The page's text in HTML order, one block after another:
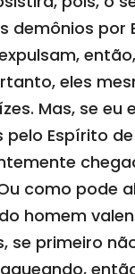
demônios por
eles
Mas, se eu
pelo Espírito de
como pode
homem
se primeiro